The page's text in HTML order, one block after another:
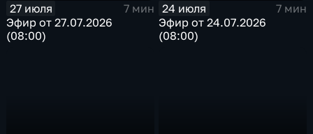
27 июля
7 мин
Эфир от 27.07.2026
(08:00)
24 июля
7 мин
Эфир от 24.07.2026
(08:00)